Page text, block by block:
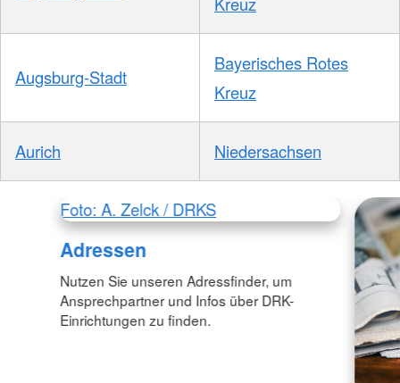
Augsburg-Stadt
Bayerisches Rotes
Kreuz
Aurich Niedersachsen
Foto: A. Zelck / DRKS
Adressen
Nutzen Sie unseren Adressfinder, um
Ansprechpartner und Infos über DRK-
Einrichtungen zu finden.